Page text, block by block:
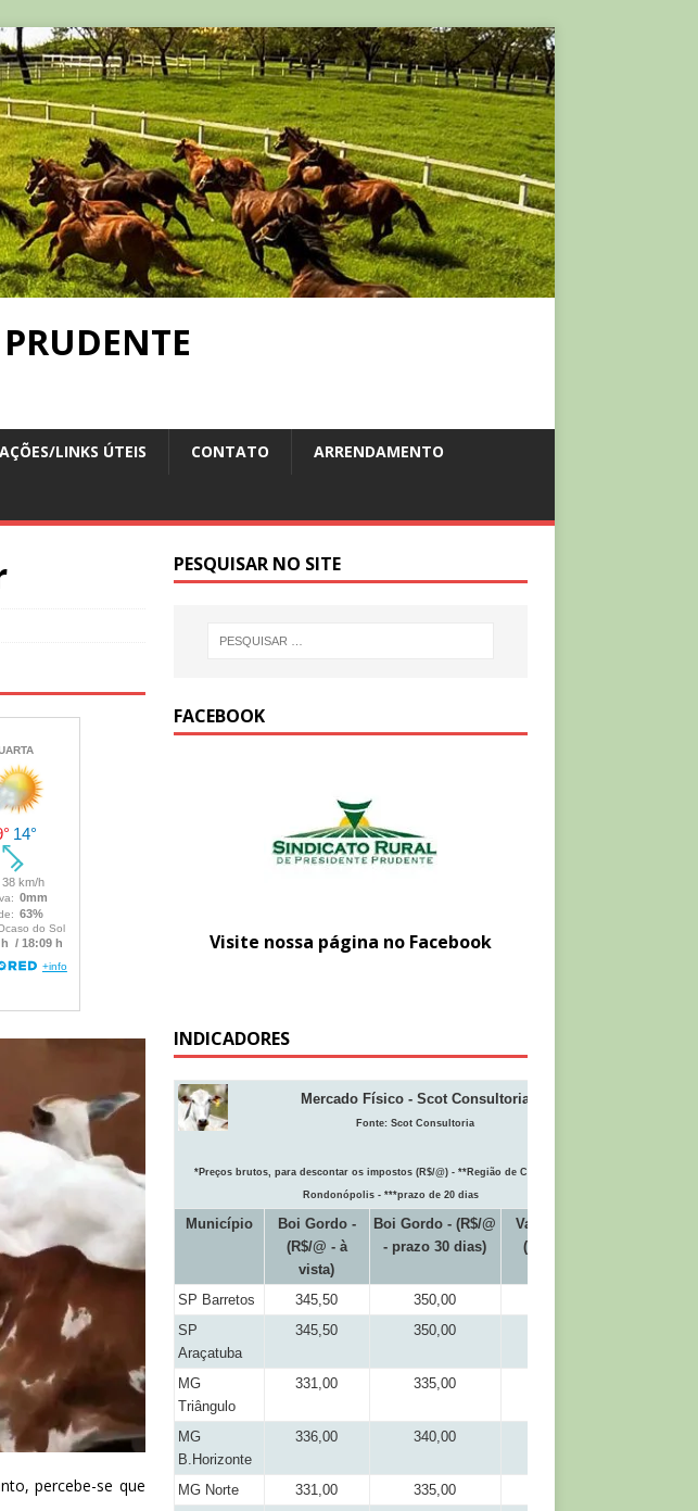
LINKS ÚTEIS CONTATO ARRENDAMENTO
percebe-se que
PESQUISAR NO SITE
FACEBOOK
Visite nossa página no Facebook
INDICADORES
Mercado Físico - Scot Consultoria
Fonte:Scot Consultoria
*Preços brutos, para descontar os impostos (R$/@) - **Região de Cuiabá inclui
Rondonópolis - ***prazo de 20 dias
Município
Boi Gordo -
(R$/@ - à
vista)
Boi Gordo - (R$/@
- prazo 30 dias)
Vaca Gorda
(R$/@ - à
SP Barretos
345,50 350,00
SP
Araçatuba
345,50 350,00
MG
Triângulo
331,00 335,00
MG
B.Horizonte
336,00 340,00
MG Norte 331,00 335,00